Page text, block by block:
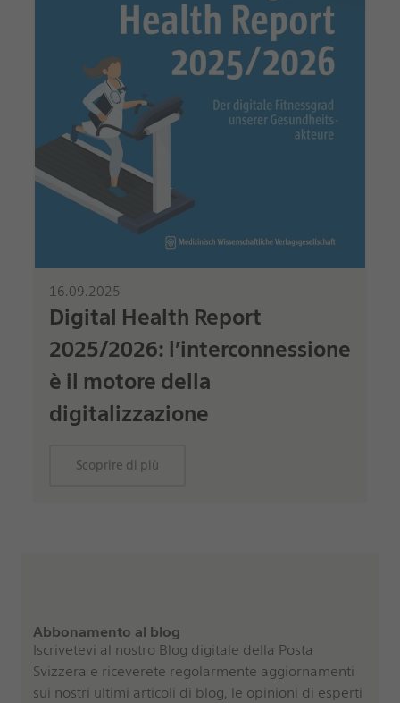
16.09.2025
Digital Health Report
2025/2026: l’interconnessione
è il motore della
digitalizzazione
Scoprire di più
Abbonamento al blog
Iscrivetevi al nostro Blog digitale della Posta
Svizzera e riceverete regolarmente aggiornamenti
sui nostri ultimi articoli di blog, le opinioni di esperti